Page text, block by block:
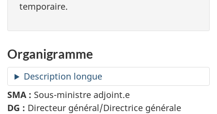
temporaire.
Organigramme
Description longue
SMA : Sous-ministre adjoint.e
DG : Directeur général/Directrice générale